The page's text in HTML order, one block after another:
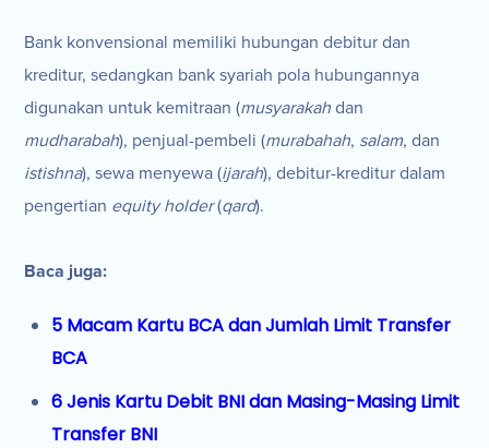
Bank konvensional memiliki hubungan debitur dan
kreditur, sedangkan bank syariah pola hubungannya
digunakan untuk kemitraan (musyarakah dan
mudharabah), penjual-pembeli (murabahah, salam, dan
istishna), sewa menyewa (ijarah), debitur-kreditur dalam
pengertian equity holder(qard).
Baca juga:
5 Macam Kartu BCA dan Jumlah Limit Transfer
BCA
6 Jenis Kartu Debit BNI dan Masing-Masing Limit
Transfer BNI